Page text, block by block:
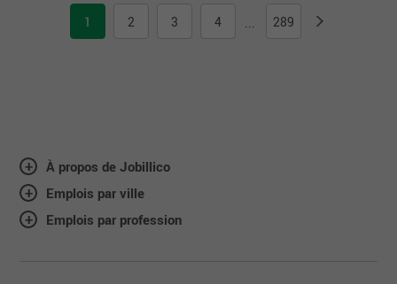
1 2 3 4 ... 289
À propos de Jobillico
Emplois par ville
Emplois par profession